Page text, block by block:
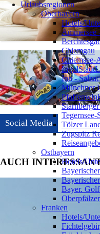
Social Media
AUCH
Urlaubsregionen
Oberbayern
Hotels/
Ammersee
Chiemgau
Chiemsee-
Inn -
Münchner
Tegernsee-
Tölzer
Zugspitz
Ostbayern
Hotels/
Bayer.
Franken
Hotels/